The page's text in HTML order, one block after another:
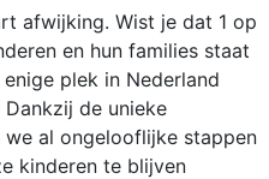
afwijking. Wist je dat 1 op
en hun families staat
plek in Nederland
de unieke
we al ongelooflijke stappen
kinderen te blijven